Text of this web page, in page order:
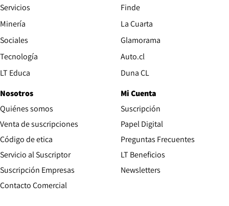
Servicios
Minería
Sociales
Tecnología
LT Educa
Finde
La Cuarta
Glamorama
Auto.cl
Duna CL
Nosotros
Quiénes somos
Venta de suscripciones
Código de etica Opens in new window
Servicio al Suscriptor
Suscripción Empresas
Contacto Comercial
Mi Cuenta
Suscripción
Papel Digital
Preguntas Frecuentes
LT Beneficios
Newsletters